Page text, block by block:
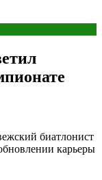
биатлонист
карьеры